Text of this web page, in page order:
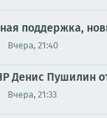
поддержка,
Вчера, 21:40
Денис Пушилин
Вчера, 21:33